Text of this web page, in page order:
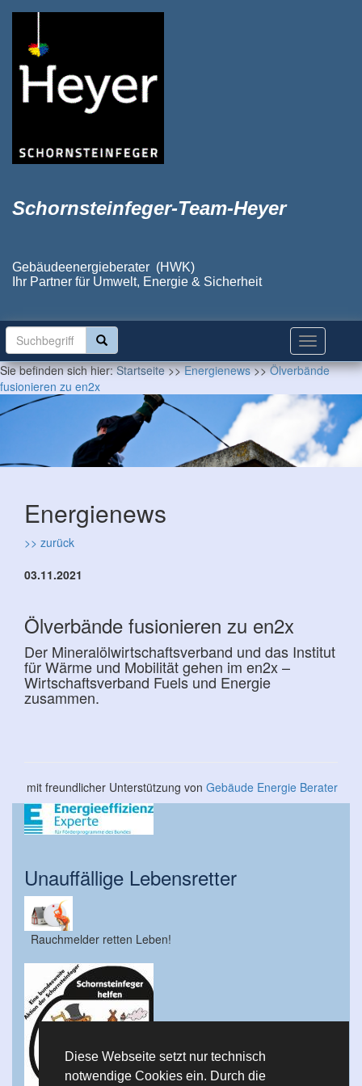
Diese Webseite setzt nur technisch
notwendige Cookies ein. Durch die
Schornsteinfeger-Team-Heyer
Gebäudeenergieberater (HWK)
Ihr Partner für Umwelt, Energie & Sicherheit
Sie befinden sich hier:Startseite>>Energienews>>Ölverbände
fusionieren zu en2x
Energienews
>> zurück
03.11.2021
Ölverbände fusionieren zu en2x
Der Mineralölwirtschaftsverband und das Institut
für Wärme und Mobilität gehen im en2x –
Wirtschaftsverband Fuels und Energie
zusammen.
mit freundlicher Unterstützung von Gebäude Energie Berater
Unauffällige Lebensretter
Rauchmelder retten Leben!